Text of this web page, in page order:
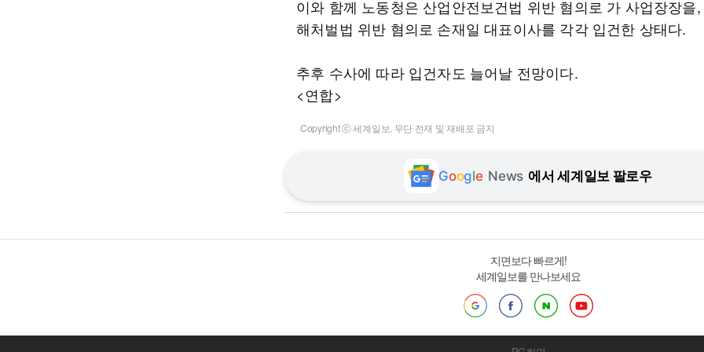
이와 함께 노동청은 산업안전보건법 위반 혐의로 가 사업장장을
해처벌법 위반 혐의로 손재일 대표이사를 각각 입건한 상태다.
추후 수사에 따라 입건자도 늘어날 전망이다.
<연합>
Copyright ⓒ 세계일보. 무단 전재 및 재배포 금지
Google News 에서 세계일보 팔로우
지면보다 빠르게!
세계일보를 만나보세요